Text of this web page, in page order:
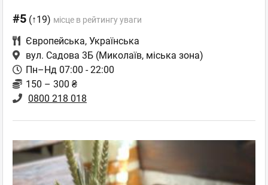
#5 (↑19) місце в рейтингу уваги
Європейська, Українська
вул. Садова 3Б (Миколаїв, міська зона)
Пн–Нд 07:00 - 22:00
150 – 300 ₴
0800 218 018